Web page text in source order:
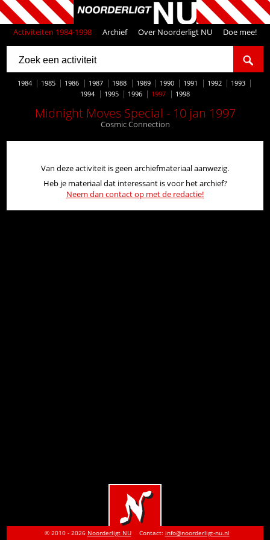
Activiteiten 1984-1998 Archief Over Noorderligt NU Doe mee!
1984 1985 1986 1987 1988 1989 1990 1991 1992
1993
1994
1995 1996 1997 1998
Midnight Moves Special - 10 jan 1997
Cosmic Connection
Van deze activiteit is geen archiefmateriaal aanwezig.
Heb je materiaal dat interessant is voor het archief?
Neem dan contact op met de redactie!
© 2010 - 2026 Noorderligt NU Contact: info@noorderligt-nu.nl